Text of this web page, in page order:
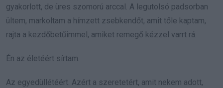
gyakorlott, de üres szomorú arccal. A legutolsó padsorban
ültem, markoltam a hímzett zsebkendőt, amit tőle kaptam,
rajta a kezdőbetűimmel, amiket remegő kézzel varrt rá.
Én az életéért sírtam.
Az egyedüllétéért. Azért a szeretetért, amit nekem adott,